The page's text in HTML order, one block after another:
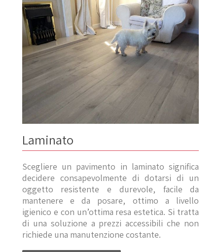
Laminato
Scegliere un pavimento in laminato significa
decidere consapevolmente di dotarsi di un
oggetto resistente e durevole, facile da
mantenere e da posare, ottimo a livello
igienico e con un’ottima resa estetica. Si tratta
di una soluzione a prezzi accessibili che non
richiede una manutenzione costante.